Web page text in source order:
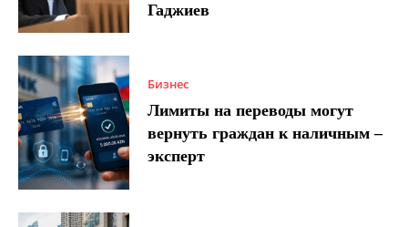
Гаджиев
Бизнес
Лимиты на переводы могут
вернуть граждан к наличным –
эксперт